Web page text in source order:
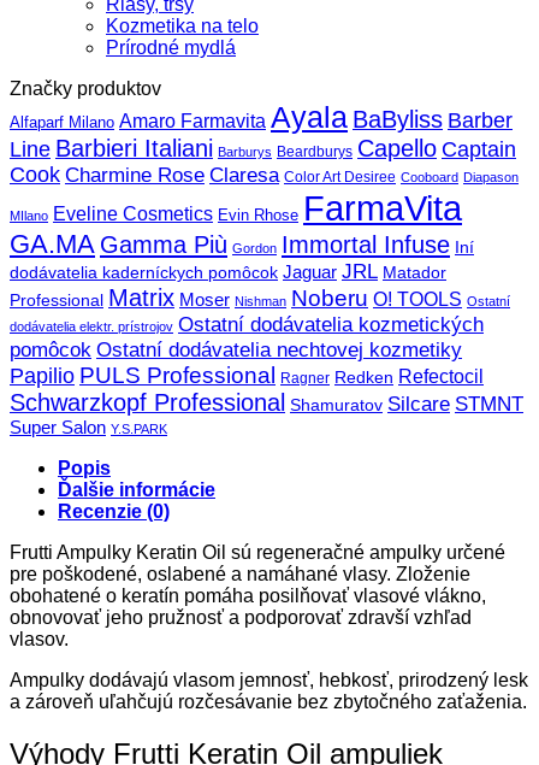
Riasy, trsy
Kozmetika na telo
Prírodné mydlá
Značky produktov
Alfaparf Milano Amaro Farmavita Ayala BaByliss Barber
Line Barbieri Italiani Barburys Beardburys Capello Captain
Cook Charmine Rose Claresa Color Art Desiree Cooboard Diapason
MIlano Eveline Cosmetics Evin Rhose FarmaVita
GA.MA Gamma Più Gordon Immortal Infuse Iní
dodávatelia kaderníckych pomôcok Jaguar JRL Matador
Professional Matrix Moser Nishman Noberu O! TOOLS Ostatní
dodávatelia elektr. prístrojov Ostatní dodávatelia kozmetických
pomôcok Ostatní dodávatelia nechtovej kozmetiky
Papilio PULS Professional Ragner Redken Refectocil
Schwarzkopf Professional Shamuratov Silcare STMNT
Super Salon Y.S.PARK
Popis
Ďalšie informácie
Recenzie (0)
Frutti Ampulky Keratin Oil sú regeneračné ampulky určené
pre poškodené, oslabené a namáhané vlasy. Zloženie
obohatené o keratín pomáha posilňovať vlasové vlákno,
obnovovať jeho pružnosť a podporovať zdravší vzhľad
vlasov.
Ampulky dodávajú vlasom jemnosť, hebkosť, prirodzený lesk
a zároveň uľahčujú rozčesávanie bez zbytočného zaťaženia.
Výhody Frutti Keratin Oil ampuliek